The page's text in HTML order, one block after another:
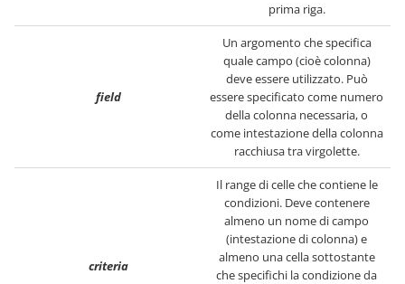
prima riga.
field
Un argomento che specifica
quale campo (cioè colonna)
deve essere utilizzato. Può
essere specificato come numero
della colonna necessaria, o
come intestazione della colonna
racchiusa tra virgolette.
criteria
Il range di celle che contiene le
condizioni. Deve contenere
almeno un nome di campo
(intestazione di colonna) e
almeno una cella sottostante
che specifichi la condizione da